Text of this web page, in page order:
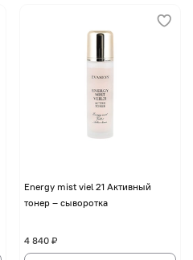
Energy mist viel 21 Активный
тонер – сыворотка
4 840 ₽